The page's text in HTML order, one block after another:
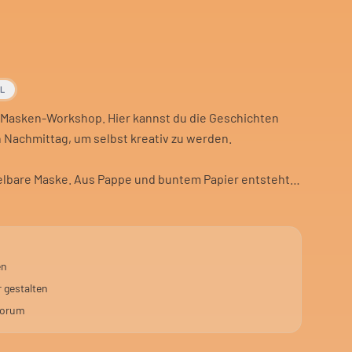
Workshop. Hier kannst du die Geschichten
um selbst kreativ zu werden.
Maske. Aus Pappe und buntem Papier entsteht
etwas Einzigartiges zu schaffen.
basteln. Auch für die, die mehr über Masken lernen
Handwerk.
gestalten